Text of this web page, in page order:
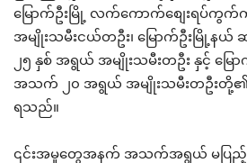
မြောက်ဦးမြို့ လက်ကောက်စျေးရပ်
အမျိုးသမီးငယ်တဦး၊ မြောက်ဦးမြို့န
၂၅ နှစ် အရွယ် အမျိုးသမီးတဦး နှင့် မြေ
အသက် ၂၀ အရွယ် အမျိုးသမီးတဦးတို့၏ အ
ရသည်။
၎င်းအမှုတွေအနက် အသက်အရွယ် မပြည့်